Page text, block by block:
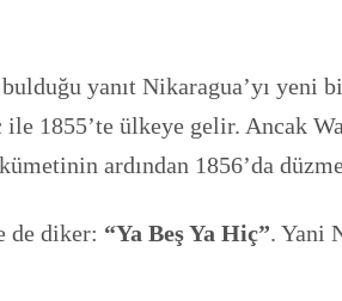
yanıt Nikaragua’yı yeni
1855’te ülkeye gelir. Ancak
ardından 1856’da
de diker: “Ya Beş Ya Hiç”. Yani